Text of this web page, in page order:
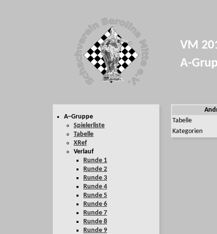
VM
A-
A−Gruppe
Spielerliste
Tabelle
XRef
Verlauf
Runde 1
Runde 2
Runde 3
Runde 4
Runde 5
Runde 6
Runde 7
Runde 8
Runde 9
Tabelle
Kategorien